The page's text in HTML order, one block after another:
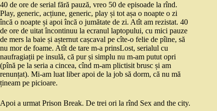
40 de ore de serial fără pauză, vreo 50 de episoade la rînd.
Play, generic, acțiune, generic, play și tot așa o noapte o zi
încă o noapte și apoi încă o jumătate de zi. Atît am rezistat. 40
de ore de uitat încontinuu la ecranul laptopului, cu mici pauze
de mers la baie și așternut cașcaval pe cîte-o felie de pîine, să
nu mor de foame. Atît de tare m-a prinsLost, serialul cu
naufragiații pe insulă, că pur și simplu nu m-am putut opri
(pînă pe la seria a cincea, cînd m-am plictisit brusc și am
renunțat). Mi-am luat liber apoi de la job să dorm, că nu mă
țineam pe picioare.
Apoi a urmat Prison Break. De trei ori la rînd Sex and the city.